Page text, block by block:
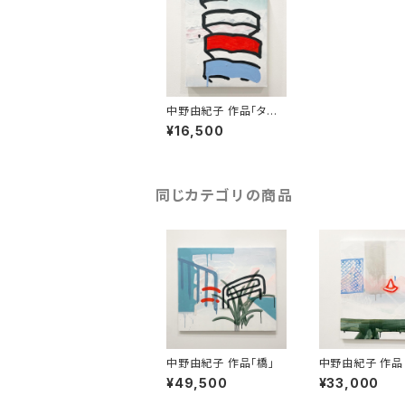
中野由紀子 作品「タイ
ルの壁 」
¥16,500
同じカテゴリの商品
中野由紀子 作品「橋」
¥49,500
中野由紀子 作品
の下 」
¥33,000